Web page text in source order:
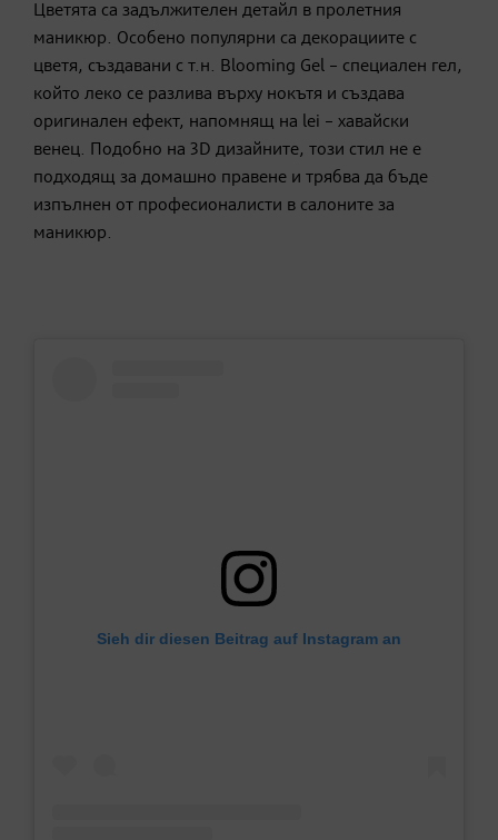
Цветята са задължителен детайл в пролетния
маникюр. Особено популярни са декорациите с
цветя, създавани с т.н. Blooming Gel – специален гел,
който леко се разлива върху нокътя и създава
оригинален ефект, напомнящ на lei – хавайски
венец. Подобно на 3D дизайните, този стил не е
подходящ за домашно правене и трябва да бъде
изпълнен от професионалисти в салоните за
маникюр.
Sieh dir diesen Beitrag auf Instagram an